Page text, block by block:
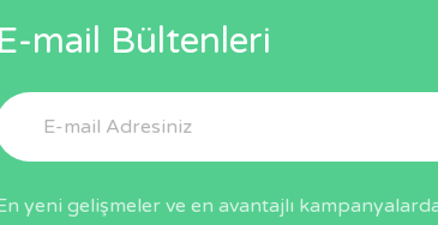
E-mail Bültenleri
yeni gelişmeler ve en avantajlı